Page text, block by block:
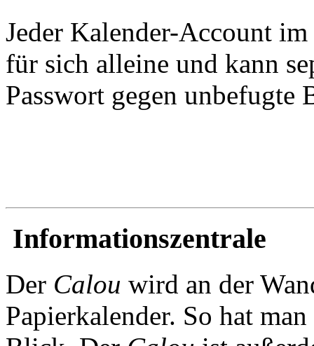
Jeder Kalender-Account im
für sich alleine und kann
Passwort gegen unbefugte
Informationszentrale
Der Calou wird an der
Papierkalender. So hat